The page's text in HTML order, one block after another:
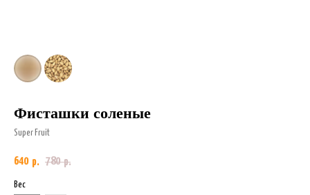
Фисташки соленые
Super Fruit
640 р. 780 р.
Вес